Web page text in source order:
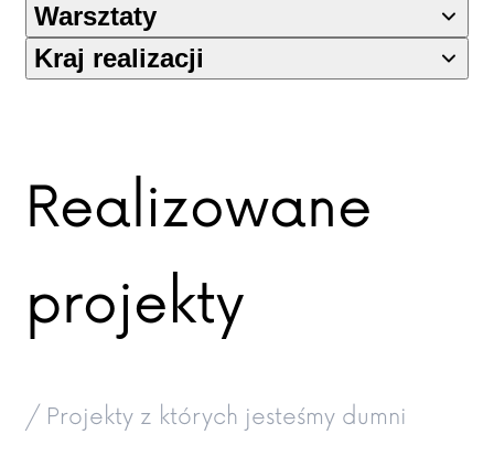
Warsztaty
Kraj realizacji
Realizowane
projekty
/ Projekty z których jesteśmy dumni